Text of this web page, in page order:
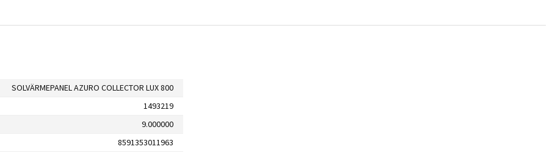
SOLVÄRMEPANEL AZURO COLLECTOR LUX 800
1493219
9.000000
8591353011963